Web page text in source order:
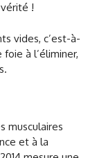
!
vides, c’est-à-
à l’éliminer,
musculaires
et à la